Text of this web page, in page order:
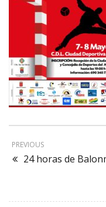
PREVIOUS
24 horas de